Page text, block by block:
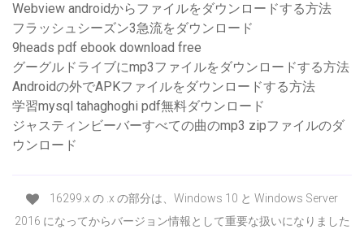
Webview androidからファイルをダウンロードする方法
フラッシュシーズン3急流をダウンロード
9heads pdf ebook download free
グーグルドライブにmp3ファイルをダウンロードする方法
Androidの外でAPKファイルをダウンロードする方法
学習mysql tahaghoghi pdf無料ダウンロード
ジャスティンビーバーすべての曲のmp3 zipファイルのダ
ウンロード
16299.x の .x の部分は、Windows 10 と Windows Server
2016 になってからバージョン情報として重要な扱いになりました